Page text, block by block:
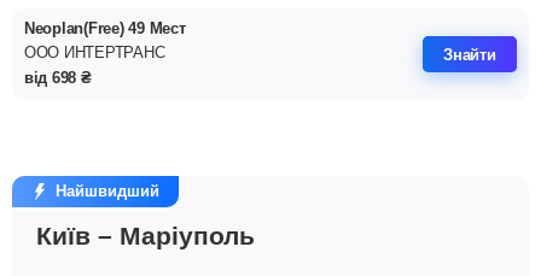
Neoplan(Free) 49 Мест
ООО ИНТЕРТРАНС
від 698 ₴
Знайти
Найшвидший
Київ – Маріуполь